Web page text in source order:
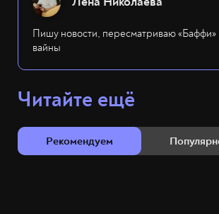
Пишу новости, пересматриваю
вайны
Читайте ещё
Рекомендуем